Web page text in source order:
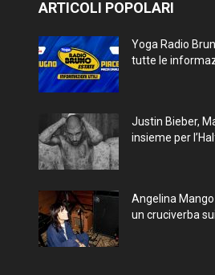
ARTICOLI POPOLARI
Yoga Radio
tutte le
Justin Bieber,
insieme per
Angelina
un cruciverba